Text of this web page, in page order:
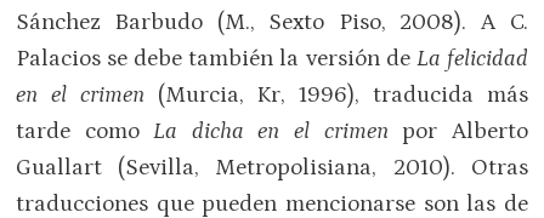
Sánchez Barbudo (M., Sexto Piso, 2008). A C.
Palacios se debe también la versión de La felicidad
en el crimen (Murcia, Kr, 1996), traducida más
tarde comoLa dicha en el crimen por Alberto
Guallart (Sevilla, Metropolisiana, 2010). Otras
traducciones que pueden mencionarse son las de